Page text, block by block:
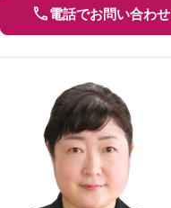
電話でお問い合わせ